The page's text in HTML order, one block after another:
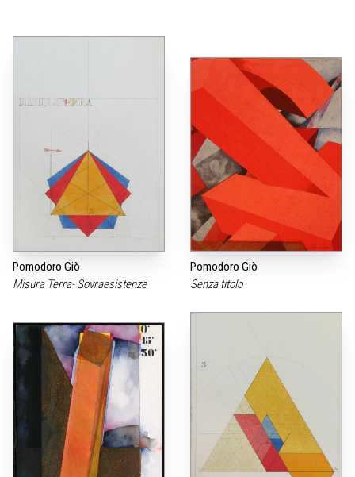
Pomodoro Giò
Misura Terra- Sovraesistenze
Pomodoro Giò
Senza titolo